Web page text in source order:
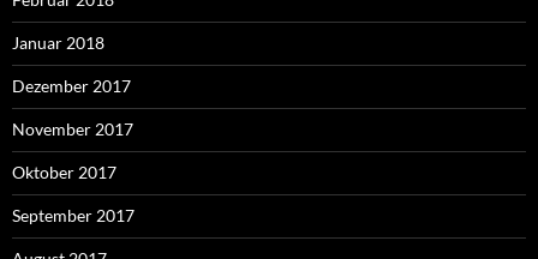
Januar 2018
Dezember 2017
November 2017
Oktober 2017
September 2017